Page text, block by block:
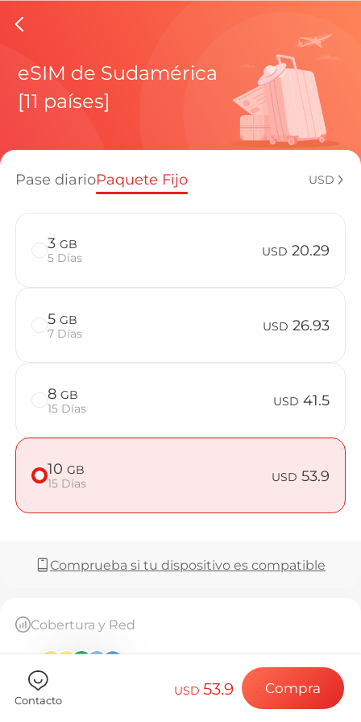
eSIMs
Planes
¿Cómo
Ventajas
Preguntas
Elija su
Disfrute de su
Conexión a
eSIM de Sudamérica
[11 países]
Pase diarioPaquete Fijo USD
3 GB
5 Días
USD 20.29
5 GB
7 Días
USD 26.93
8 GB
15 Días
USD 41.5
10 GB
15 Días
USD 53.9
Comprueba si tu dispositivo es compatible
Cobertura y Red
Contacto
USD53.9 Compra